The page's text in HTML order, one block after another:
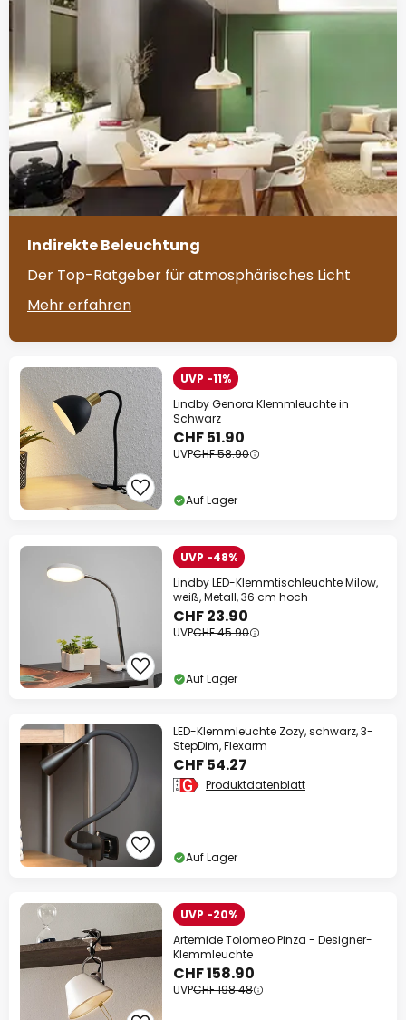
Indirekte Beleuchtung
Der Top-Ratgeber für atmosphärisches Licht
Mehr erfahren
UVP -11%
Lindby Genora Klemmleuchte in
Schwarz
CHF 51.90
UVPCHF 58.90
Auf Lager
UVP -48%
Lindby LED-Klemmtischleuchte Milow,
weiß, Metall, 36 cm hoch
CHF 23.90
UVPCHF 45.90
Auf Lager
LED-Klemmleuchte Zozy, schwarz, 3-
StepDim, Flexarm
CHF 54.27
Produktdatenblatt
Auf Lager
UVP -20%
Artemide Tolomeo Pinza - Designer-
Klemmleuchte
CHF 158.90
UVPCHF 198.48